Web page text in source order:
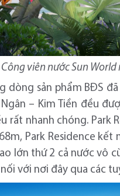
Công viên nước Sun
dòng sản phẩm BĐS
– Kim Tiền đều
rất nhanh chóng. Park
Park Residence
lớn thứ 2 cả nước vô
với nơi đây qua các